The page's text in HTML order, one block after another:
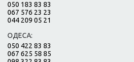
050 183 83 83
067 576 23 23
044 209 05 21
ОДЕСА:
050 422 83 83
067 625 58 85